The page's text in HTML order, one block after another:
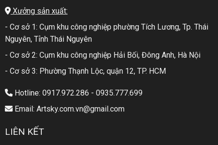
Xưởng sản xuất:
- Cơ sở 1: Cụm khu công nghiệp phường Tích Lương, Tp. Thái
Nguyên, Tỉnh Thái Nguyên
- Cơ sở 2: Cụm khu công nghiệp Hải Bối, Đông Anh, Hà Nội
- Cơ sở 3: Phường Thạnh Lộc, quận 12, TP. HCM
Hotline: 0917.972.286 - 0935.777.699
Email: Artsky.com.vn@gmail.com
LIÊN KẾT